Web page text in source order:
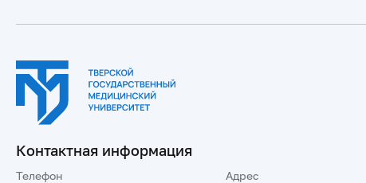
Контактная информация
Телефон Адрес